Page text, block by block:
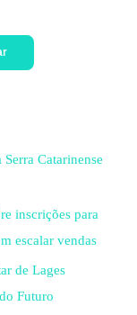
Catarinense
inscrições para
escalar vendas
de Lages
Futuro